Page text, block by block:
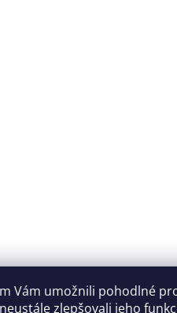
Vám umožnili pohodlné
zlepšovali jeho